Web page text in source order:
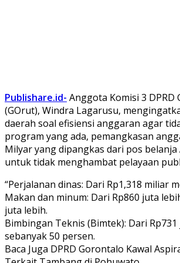
Publishare.id- Anggota Komisi 3
(GOrut), Windra Lagarusu,
daerah soal efisiensi anggaran agar
program yang ada, pemangkasan
Milyar yang dipangkas dari pos belanja
untuk tidak menghambat pelayaan
“Perjalanan dinas: Dari Rp1,318 miliar
Makan dan minum: Dari Rp860 juta
juta lebih.
Bimbingan Teknis (Bimtek): Dari
sebanyak 50 persen.
Baca Juga DPRD Gorontalo Kawal